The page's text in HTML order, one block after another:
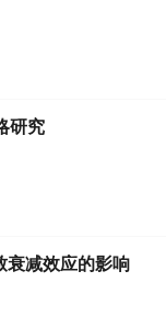
研究
衰减效应的影响